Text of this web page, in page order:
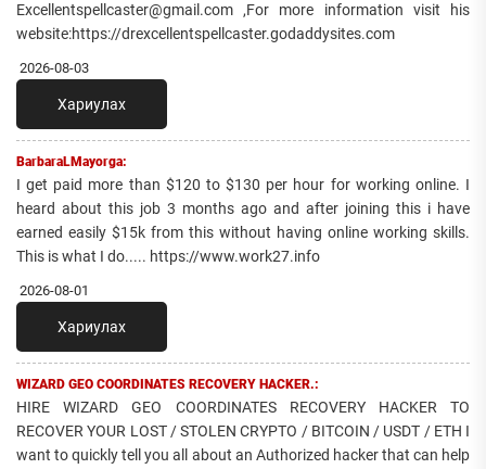
Excellentspellcaster@gmail.com ,For more information visit his
website:https://drexcellentspellcaster.godaddysites.com
2026-08-03
Хариулах
BarbaraLMayorga:
I get paid more than $120 to $130 per hour for working online. I
heard about this job 3 months ago and after joining this i have
earned easily $15k from this without having online working skills.
This is what I do..... https://www.work27.info
2026-08-01
Хариулах
WIZARD GEO COORDINATES RECOVERY HACKER.:
HIRE WIZARD GEO COORDINATES RECOVERY HACKER TO
RECOVER YOUR LOST / STOLEN CRYPTO / BITCOIN / USDT / ETH I
want to quickly tell you all about an Authorized hacker that can help